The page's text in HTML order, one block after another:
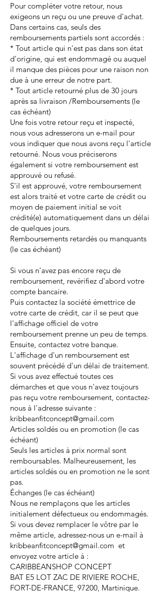
Pour compléter votre retour, nous
exigeons un reçu ou une preuve d'achat.
Dans certains cas, seuls des
remboursements partiels sont accordés :
* Tout article qui n'est pas dans son état
d'origine, qui est endommagé ou auquel
il manque des pièces pour une raison non
due à une erreur de notre part.
* Tout article retourné plus de 30 jours
après sa livraison /Remboursements (le
cas échéant)
Une fois votre retour reçu et inspecté,
nous vous adresserons un e-mail pour
vous indiquer que nous avons reçu l'article
retourné. Nous vous préciserons
également si votre remboursement est
approuvé ou refusé.
S'il est approuvé, votre remboursement
est alors traité et votre carte de crédit ou
moyen de paiement initial se voit
crédité(e) automatiquement dans un délai
de quelques jours.
Remboursements retardés ou manquants
(le cas échéant)
Si vous n'avez pas encore reçu de
remboursement, revérifiez d'abord votre
compte bancaire.
Puis contactez la société émettrice de
votre carte de crédit, car il se peut que
l'affichage officiel de votre
remboursement prenne un peu de temps.
Ensuite, contactez votre banque.
L'affichage d'un remboursement est
souvent précédé d'un délai de traitement.
Si vous avez effectué toutes ces
démarches et que vous n'avez toujours
pas reçu votre remboursement, contactez-
nous à l'adresse suivante :
kribbeanfitconcept@gmail.com
Articles soldés ou en promotion (le cas
échéant)
Seuls les articles à prix normal sont
remboursables. Malheureusement, les
articles soldés ou en promotion ne le sont
pas.
Échanges (le cas échéant)
Nous ne remplaçons que les articles
initialement défectueux ou endommagés.
Si vous devez remplacer le vôtre par le
même article, adressez-nous un e-mail à
kribbeanfitconcept@gmail.com et
envoyez votre article à :
CARIBBEANSHOP CONCEPT
BAT E5 LOT ZAC DE RIVIERE ROCHE,
FORT-DE-FRANCE, 97200, Martinique.